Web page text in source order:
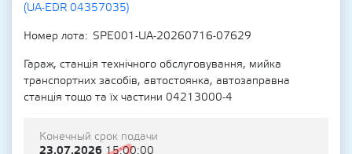
(UA-EDR 04357035)
Номер лота
SPE001-UA-20260716-07629
Гараж, станція технічного обслуговування, мийка
транспортних засобів, автостоянка, автозаправна
станція тощо та їх частини 04213000-4
Конечный срок подачи
23.07.202615:00:00